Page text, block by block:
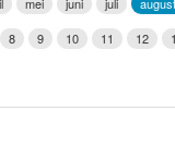
Vrijdag
8 9 10 11 12